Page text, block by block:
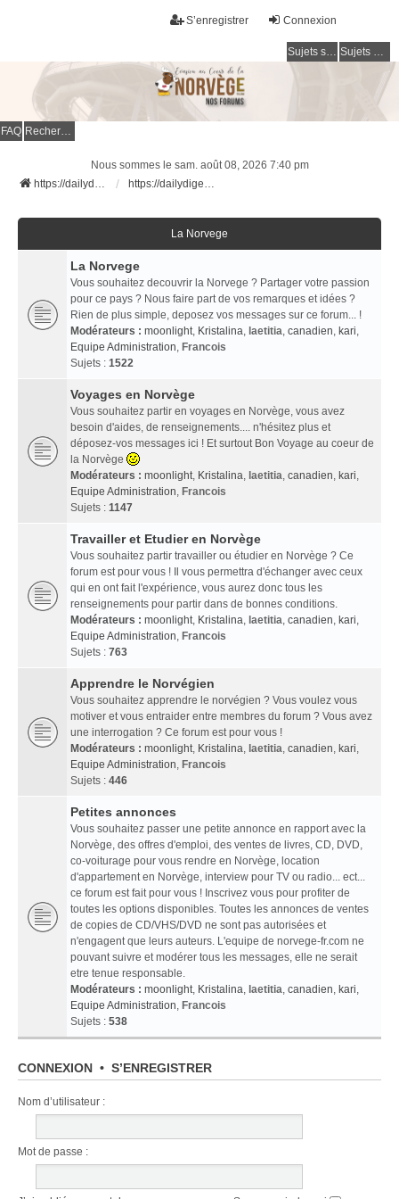
Connexion
S’enregistrer
Sujets sans réponse Sujets actifs
FAQ Rechercher
Nous sommes le sam. août 08, 2026 7:40 pm
https://dailydigesthub.com
https://dailydigesthub.com
La Norvege
La Norvege
Vous souhaitez decouvrir la Norvege ? Partager votre passion
pour ce pays ? Nous faire part de vos remarques et idées ?
Rien de plus simple, deposez vos messages sur ce forum... !
Modérateurs : moonlight, Kristalina, laetitia, canadien, kari,
Equipe Administration, Francois
Sujets : 1522
Voyages en Norvège
Vous souhaitez partir en voyages en Norvège, vous avez
besoin d'aides, de renseignements.... n'hésitez plus et
déposez-vos messages ici ! Et surtout Bon Voyage au coeur de
la Norvège
Modérateurs : moonlight, Kristalina, laetitia, canadien, kari,
Equipe Administration, Francois
Sujets : 1147
Travailler et Etudier en Norvège
Vous souhaitez partir travailler ou étudier en Norvège ? Ce
forum est pour vous ! Il vous permettra d'échanger avec ceux
qui en ont fait l'expérience, vous aurez donc tous les
renseignements pour partir dans de bonnes conditions.
Modérateurs : moonlight, Kristalina, laetitia, canadien, kari,
Equipe Administration, Francois
Sujets : 763
Apprendre le Norvégien
Vous souhaitez apprendre le norvégien ? Vous voulez vous
motiver et vous entraider entre membres du forum ? Vous avez
une interrogation ? Ce forum est pour vous !
Modérateurs : moonlight, Kristalina, laetitia, canadien, kari,
Equipe Administration, Francois
Sujets : 446
Petites annonces
Vous souhaitez passer une petite annonce en rapport avec la
Norvège, des offres d'emploi, des ventes de livres, CD, DVD,
co-voiturage pour vous rendre en Norvège, location
d'appartement en Norvège, interview pour TV ou radio... ect...
ce forum est fait pour vous ! Inscrivez vous pour profiter de
toutes les options disponibles. Toutes les annonces de ventes
de copies de CD/VHS/DVD ne sont pas autorisées et
n'engagent que leurs auteurs. L'equipe de norvege-fr.com ne
pouvant suivre et modérer tous les messages, elle ne serait
etre tenue responsable.
Modérateurs : moonlight, Kristalina, laetitia, canadien, kari,
Equipe Administration, Francois
Sujets : 538
CONNEXION • S’ENREGISTRER
Nom d’utilisateur :
Mot de passe :